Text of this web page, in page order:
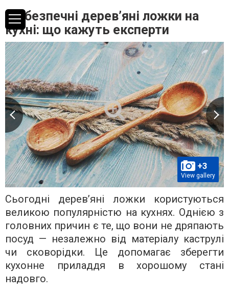
Чи безпечні дерев’яні ложки на
кухні: що кажуть експерти
+3
View gallery
Сьогодні дерев’яні ложки користуються
великою популярністю на кухнях. Однією з
головних причин є те, що вони не дряпають
посуд — незалежно від матеріалу каструлі
чи сковорідки. Це допомагає зберегти
кухонне приладдя в хорошому стані
надовго.